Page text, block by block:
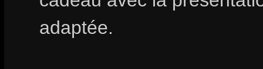
adaptée.